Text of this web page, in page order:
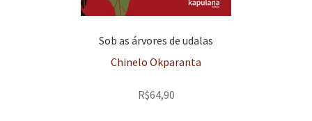
Sob as árvores de udalas
Chinelo Okparanta
R$64,90